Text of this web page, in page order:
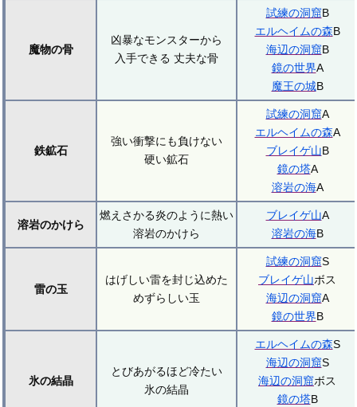
魔物の骨
凶暴なモンスターから
入手できる 丈夫な骨
試練の洞窟B
エルヘイムの森B
海辺の洞窟B
鏡の世界A
魔王の城B
鉄鉱石
強い衝撃にも負けない
硬い鉱石
試練の洞窟A
エルヘイムの森A
ブレイゲ山B
鏡の塔A
溶岩の海A
溶岩のかけら
燃えさかる炎のように熱い
溶岩のかけら
ブレイゲ山A
溶岩の海B
雷の玉
はげしい雷を封じ込めた
めずらしい玉
試練の洞窟S
ブレイゲ山ボス
海辺の洞窟A
鏡の世界B
氷の結晶
とびあがるほど冷たい
氷の結晶
エルヘイムの森S
海辺の洞窟S
海辺の洞窟ボス
鏡の塔B